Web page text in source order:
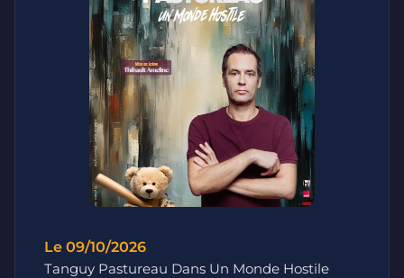
Le 09/10/2026
Tanguy Pastureau Dans Un Monde Hostile